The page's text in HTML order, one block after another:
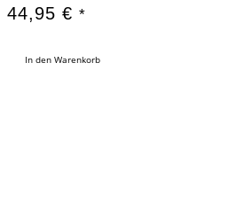
44,95 € *
In den Warenkorb